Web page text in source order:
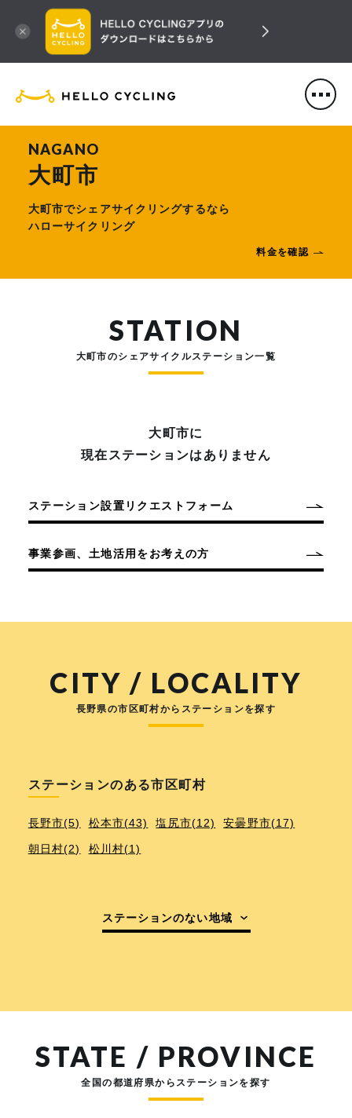
HELLO CYCLING（ハローサ
NAGANO
大町市
大町市でシェアサイクリングするなら
ハローサイクリング
料金を確認
STATION
大町市のシェアサイクルステーション一覧
大町市に
現在ステーションはありません
ステーション設置リクエストフォーム
事業参画、土地活用をお考えの方
CITY / LOCALITY
長野県の市区町村からステーションを探す
ステーションのある市区町村
長野市(5) 松本市(43) 塩尻市(12) 安曇野市(17)
朝日村(2) 松川村(1)
ステーションのない地域
STATE / PROVINCE
全国の都道府県からステーションを探す